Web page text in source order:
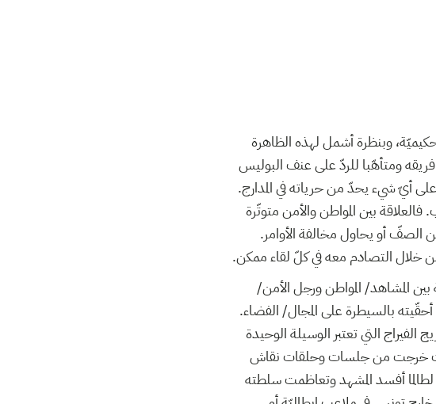
وبنظرة أشمل لهذه الظاهرة
ومتأهّبا للردّ على عنف البوليس
أيّ شيء يحدّ من حرياته في المدارج.
بين المواطن والأمن متوتّرة
أو يحاول مخالفة الأوامر.
خلال التصادم معه في كلّ لقاء ممكن.
المشاهد/ المواطن ورجل الأمن/
بالسيطرة على المجال/ الفضاء.
التي تعتبر الوسيلة الوحيدة
خرجت من جلسات وحلقات نقاش
أفسد المشهد وتعاظمت سلطته